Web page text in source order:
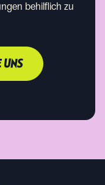
behilflich zu
UNS